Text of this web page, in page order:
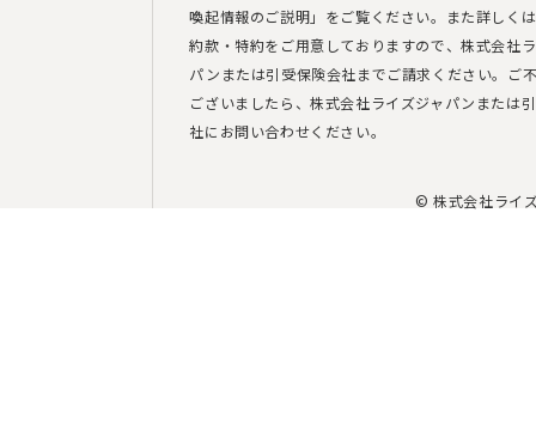
喚起情報のご説明」をご覧ください。また詳しく
約款・特約をご用意しておりますので、株式会社
パンまたは引受保険会社までご請求ください。ご
ございましたら、株式会社ライズジャパンまたは
社にお問い合わせください。
© 株式会社ライ